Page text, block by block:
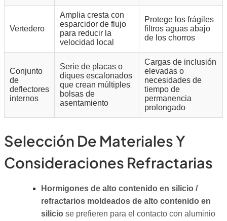
Vertedero
Amplia cresta con
esparcidor de flujo
para reducir la
velocidad local
Protege los frágiles
filtros aguas abajo
de los chorros
Conjunto
de
deflectores
internos
Serie de placas o
diques escalonados
que crean múltiples
bolsas de
asentamiento
Cargas de inclusión
elevadas o
necesidades de
tiempo de
permanencia
prolongado
Selección De Materiales Y
Consideraciones Refractarias
Hormigones de alto contenido en silicio /
refractarios moldeados de alto contenido en
siliciose prefieren para el contacto con aluminio